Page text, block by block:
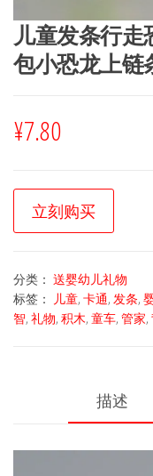
儿童发条行走
包小恐龙上链
¥7.80
立刻购买
分类： 送婴幼儿礼物
标签： 儿童, 卡通, 发条,
智, 礼物, 积木, 童车, 管家,
描述